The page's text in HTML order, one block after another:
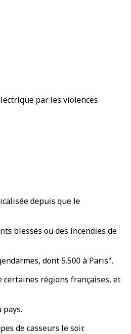
par les violences
depuis que le
blessés ou des incendies de
dont 5.500 à Paris".
régions françaises, et
de casseurs le soir.